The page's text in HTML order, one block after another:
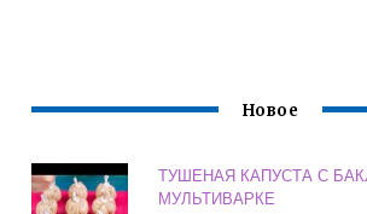
Новое
ТУШЕНАЯ КАПУСТА С
МУЛЬТИВАРКЕ